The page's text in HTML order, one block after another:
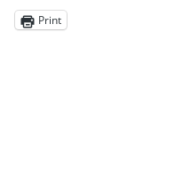
Print